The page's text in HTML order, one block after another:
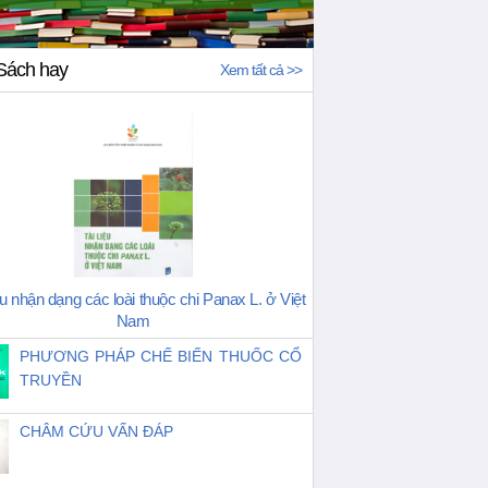
hay Xem tất cả >>
nhận dạng các loài thuộc chi Panax L. ở Việt
Nam
PHƯƠNG PHÁP CHẾ BIẾN THUỐC CỔ
TRUYỀN
CHÂM CỨU VẤN ĐÁP